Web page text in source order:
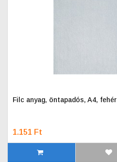
Filc anyag, öntapadós, A4, fehér
1.151 Ft